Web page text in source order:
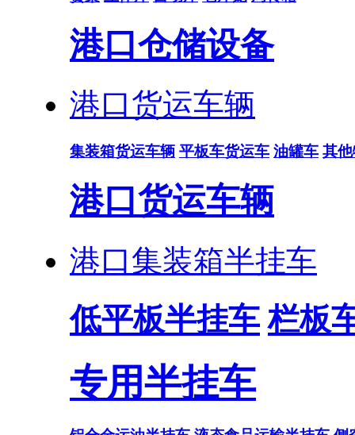
港口仓储设备
港口货运车辆
集装箱货运车辆 平板车货运车 油罐车 其
港口货运车辆
港口集装箱半挂车
低平板半挂车 栏板
专用半挂车